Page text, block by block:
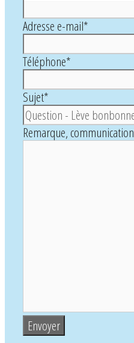
Adresse e-mail*
Téléphone*
Sujet*
Remarque, communication